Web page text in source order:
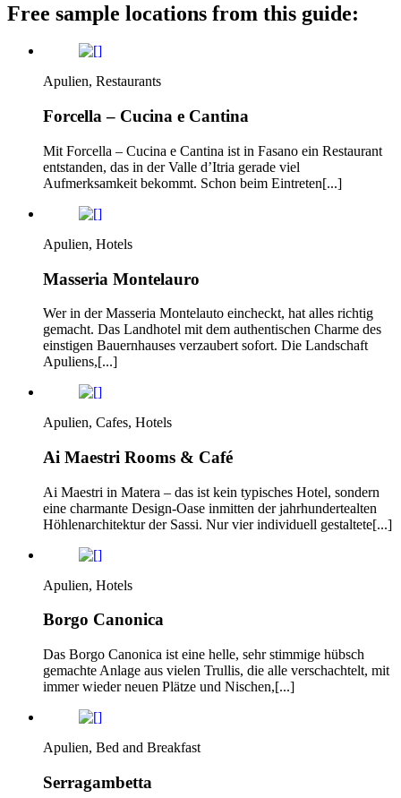
Free sample locations from this guide:
Apulien, Restaurants
Forcella – Cucina e Cantina
Mit Forcella – Cucina e Cantina ist in Fasano ein Restaurant
entstanden, das in der Valle d’Itria gerade viel
Aufmerksamkeit bekommt. Schon beim Eintreten[...]
Apulien, Hotels
Masseria Montelauro
Wer in der Masseria Montelauto eincheckt, hat alles richtig
gemacht. Das Landhotel mit dem authentischen Charme des
einstigen Bauernhauses verzaubert sofort. Die Landschaft
Apuliens,[...]
Apulien, Cafes, Hotels
Ai Maestri Rooms & Café
Ai Maestri in Matera – das ist kein typisches Hotel, sondern
eine charmante Design-Oase inmitten der jahrhundertealten
Höhlenarchitektur der Sassi. Nur vier individuell gestaltete[...]
Apulien, Hotels
Borgo Canonica
Das Borgo Canonica ist eine helle, sehr stimmige hübsch
gemachte Anlage aus vielen Trullis, die alle verschachtelt, mit
immer wieder neuen Plätze und Nischen,[...]
Apulien, Bed and Breakfast
Serragambetta